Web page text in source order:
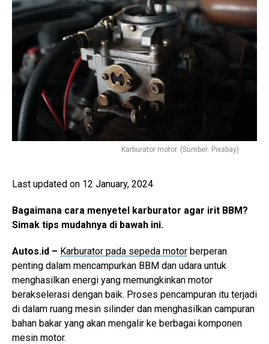
Karburator motor. (Sumber: Pixabay)
Last updated on 12 January, 2024
Bagaimana cara menyetel karburator agar irit BBM?
Simak tips mudahnya di bawah ini.
Autos.id – Karburator pada sepeda motor berperan
penting dalam mencampurkan BBM dan udara untuk
menghasilkan energi yang memungkinkan motor
berakselerasi dengan baik. Proses pencampuran itu terjadi
di dalam ruang mesin silinder dan menghasilkan campuran
bahan bakar yang akan mengalir ke berbagai komponen
mesin motor.